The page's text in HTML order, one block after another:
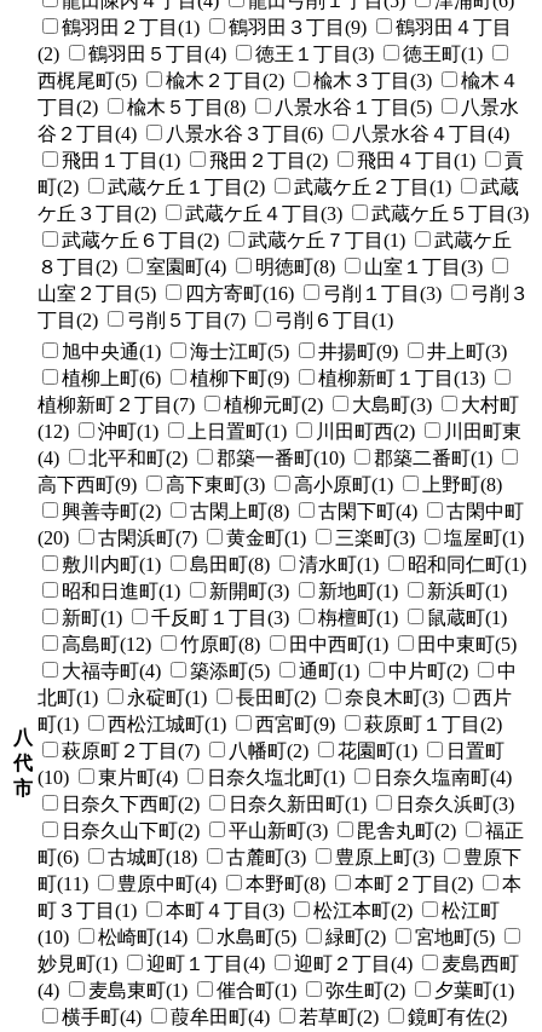
鶴羽田２丁目(1)
鶴羽田３丁目(9)
鶴羽田４丁目
(2)
鶴羽田５丁目(4) 徳王１丁目(3)
徳王町(1)
西梶尾町(5)
楡木２丁目(2) 楡木３丁目(3)
楡木４
丁目(2)
楡木５丁目(8) 八景水谷１丁目(5)
八景水
谷２丁目(4)
八景水谷３丁目(6)
八景水谷４丁目(4)
飛田１丁目(1)
飛田２丁目(2) 飛田４丁目(1)
貢
町(2)
武蔵ケ丘１丁目(2) 武蔵ケ丘２丁目(1)
武蔵
ケ丘３丁目(2)
武蔵ケ丘４丁目(3)
武蔵ケ丘５丁目(3)
武蔵ケ丘６丁目(2)
武蔵ケ丘７丁目(1)
武蔵ケ丘
８丁目(2)
室園町(4) 明徳町(8)
山室１丁目(3)
山室２丁目(5)
四方寄町(16) 弓削１丁目(3)
弓削３
丁目(2)
弓削５丁目(7) 弓削６丁目(1)
八
代
市
旭中央通(1) 海士江町(5) 井揚町(9)
井上町(3)
植柳上町(6)
植柳下町(9)
植柳新町１丁目(13)
植柳新町２丁目(7)
植柳元町(2) 大島町(3)
大村町
(12)
沖町(1) 上日置町(1) 川田町西(2)
川田町東
(4)
北平和町(2) 郡築一番町(10)
郡築二番町(1)
高下西町(9)
高下東町(3) 高小原町(1)
上野町(8)
興善寺町(2)
古閑上町(8) 古閑下町(4)
古閑中町
(20)
古閑浜町(7) 黄金町(1) 三楽町(3)
塩屋町(1)
敷川内町(1)
島田町(8) 清水町(1)
昭和同仁町(1)
昭和日進町(1)
新開町(3) 新地町(1)
新浜町(1)
新町(1)
千反町１丁目(3) 栴檀町(1)
鼠蔵町(1)
高島町(12)
竹原町(8) 田中西町(1)
田中東町(5)
大福寺町(4)
築添町(5) 通町(1) 中片町(2)
中
北町(1)
永碇町(1) 長田町(2) 奈良木町(3)
西片
町(1)
西松江城町(1) 西宮町(9)
萩原町１丁目(2)
萩原町２丁目(7)
八幡町(2) 花園町(1)
日置町
(10)
東片町(4) 日奈久塩北町(1)
日奈久塩南町(4)
日奈久下西町(2)
日奈久新田町(1)
日奈久浜町(3)
日奈久山下町(2)
平山新町(3) 毘舎丸町(2)
福正
町(6)
古城町(18) 古麓町(3) 豊原上町(3)
豊原下
町(11)
豊原中町(4) 本野町(8) 本町２丁目(2)
本
町３丁目(1)
本町４丁目(3) 松江本町(2)
松江町
(10)
松崎町(14) 水島町(5) 緑町(2)
宮地町(5)
妙見町(1)
迎町１丁目(4) 迎町２丁目(4)
麦島西町
(4)
麦島東町(1) 催合町(1) 弥生町(2)
夕葉町(1)
横手町(4)
葭牟田町(4) 若草町(2)
鏡町有佐(2)